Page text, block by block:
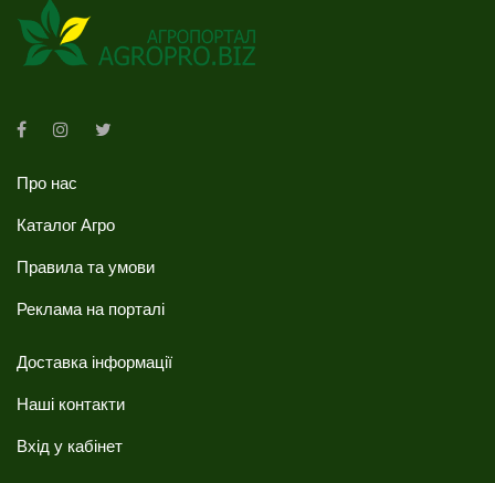
Про нас
Каталог Агро
Правила та умови
Реклама на порталі
Доставка інформації
Наші контакти
Вхід у кабінет